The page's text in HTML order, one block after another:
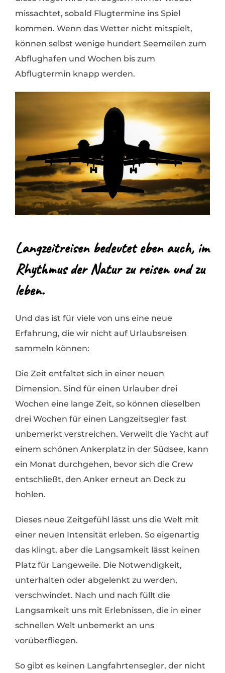
missachtet, sobald Flugtermine ins Spiel
kommen. Wenn das Wetter nicht mitspielt,
können selbst wenige hundert Seemeilen zum
Abflughafen und Wochen bis zum
Abflugtermin knapp werden.
Langzeitreisen bedeutet eben auch, im
Rhythmus der Natur zu reisen und zu
leben.
Und das ist für viele von uns eine neue
Erfahrung, die wir nicht auf Urlaubsreisen
sammeln können:
Die Zeit entfaltet sich in einer neuen
Dimension. Sind für einen Urlauber drei
Wochen eine lange Zeit, so können dieselben
drei Wochen für einen Langzeitsegler fast
unbemerkt verstreichen. Verweilt die Yacht auf
einem schönen Ankerplatz in der Südsee, kann
ein Monat durchgehen, bevor sich die Crew
entschließt, den Anker erneut an Deck zu
hohlen.
Dieses neue Zeitgefühl lässt uns die Welt mit
einer neuen Intensität erleben. So eigenartig
das klingt, aber die Langsamkeit lässt keinen
Platz für Langeweile. Die Notwendigkeit,
unterhalten oder abgelenkt zu werden,
verschwindet. Nach und nach füllt die
Langsamkeit uns mit Erlebnissen, die in einer
schnellen Welt unbemerkt an uns
vorüberfliegen.
So gibt es keinen Langfahrtensegler, der nicht